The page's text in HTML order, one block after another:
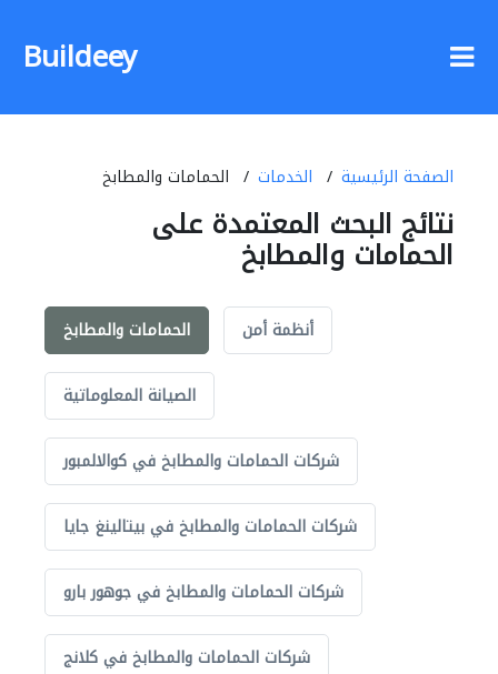
Buildeey
الصفحة الرئيسية الخدمات الحمامات والمطابخ
نتائج البحث المعتمدة على
الحمامات والمطابخ
الحمامات والمطابخ أنظمة أمن
الصيانة المعلوماتية
شركات الحمامات والمطابخ في كوالالمبور
شركات الحمامات والمطابخ في بيتالينغ جايا
شركات الحمامات والمطابخ في جوهور بارو
شركات الحمامات والمطابخ في كلانج